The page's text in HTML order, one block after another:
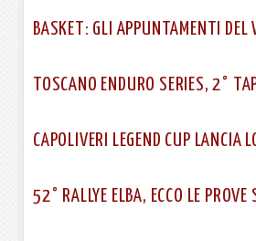
BASKET: GLI APPUNTAMENTI DEL
TOSCANO ENDURO SERIES, 2°
CAPOLIVERI LEGEND CUP LANCIA
52° RALLYE ELBA, ECCO LE PROVE